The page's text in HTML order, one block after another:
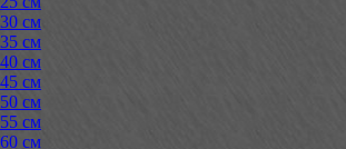
30 см
35 см
40 см
45 см
50 см
55 см
60 см